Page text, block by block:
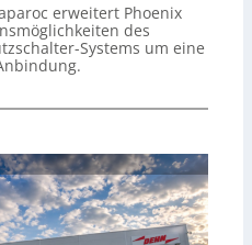
erweitert Phoenix
des
Systems um eine